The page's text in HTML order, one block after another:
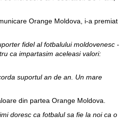
Orange Moldova, i-a premiat
fidel al fotbalului moldovenesc -
ca impartasim aceleasi valori:
suportul an de an. Un mare
din partea Orange Moldova.
doresc ca fotbalul sa fie la noi ca o